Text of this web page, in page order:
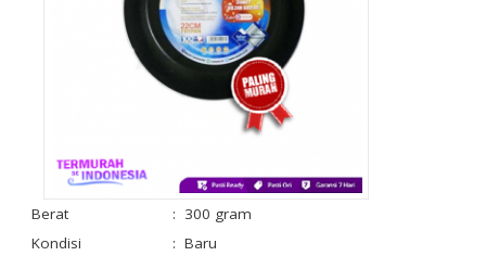
Berat : 300 gram
Kondisi
: Baru